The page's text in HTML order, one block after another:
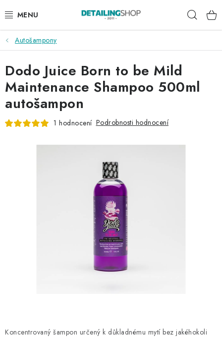
na
AKCE
NOVINKY
EXTERIÉR
INTERIÉR
PŘÍSLUŠENSTVÍ
DÁRKOVÉ SADY A POUKAZY
Věrnostní program
Všeobecné obchodní podmínky
Autošampony
Koncentrovaný šampon určený k důkladnému mytí bez jakéhokoli
Dodo Juice Born to be Mild
Maintenance Shampoo 500ml
autošampon
1 hodnocení Podrobnosti hodnocení